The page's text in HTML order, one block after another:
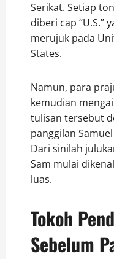
Serikat. Setiap
diberi cap “U.S.”
merujuk pada
States.
Namun, para
kemudian
tulisan tersebut
panggilan
Dari sinilah
Sam mulai
luas.
Tokoh
Sebelum